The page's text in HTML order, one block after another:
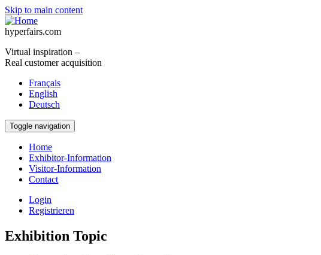
Skip to main content
hyperfairs.com
Virtual inspiration –
Real customer acquisition
Français
English
Deutsch
Toggle navigation
Home
Exhibitor-Information
Visitor-Information
Contact
Login
Registrieren
Exhibition Topic